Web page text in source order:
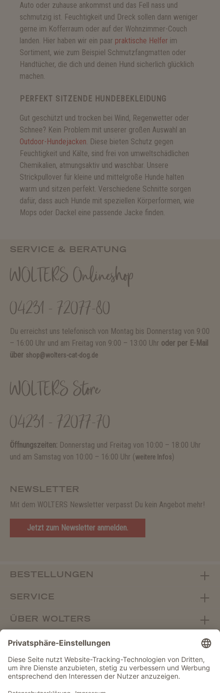
Auto oder zuhause ankommst und das Fell nass und
schmutzig ist. Feuchtigkeit und Dreck sollen dann weniger
gerne im Kofferraum oder auf der Wohnzimmer-Couch
landen. Hier haben wir ein paar praktische Helfer im
Sortiment, wie zum Beispiel Schmutzfangmatten oder
Handtücher, die dich und deinen Hund sicherlich glücklich
machen.
PERFEKT SITZENDE HUNDEBEKLEIDUNG
Gut geschützt und trocken bei Wind, Regenwetter oder
Schnee? Kein Problem mit unserer großen Auswahl an
Outdoor-Hundejacken. Diese bieten Schutz gegen
Feuchtigkeit und Kälte, sind frei von umweltschädlichen
Chemikalien, atmungsaktiv und waschbar. Unsere
Strickpullover für kleine und mittelgroße Hunde halten
warm und sitzen perfekt. Verschiedene Schnitte sorgen
dafür, dass auch Hunde mit speziellen Körperformen, wie
Mops oder Dackel eine passende Jacke finden.
SERVICE & BERATUNG
WOLTERS Onlineshop
04231 - 72077-80
Du erreichst uns telefonisch von Montag bis Donnerstag von 9:00
– 16:00 Uhr und am Freitag von 9:00 – 13:00 Uhr oder per E-Mail
über shop@wolters-cat-dog.de
WOLTERS Store
04231 - 72077-70
Öffnungszeiten: Donnerstag und Freitag von 10:00 – 18:00 Uhr
und am Samstag von 10:00 – 16:00 Uhr (weitere Infos)
NEWSLETTER
Mit dem WOLTERS Newsletter verpasst Du kein Angebot mehr!
Jetzt zum Newsletter anmelden.
BESTELLUNGEN
SERVICE
ÜBER WOLTERS
FACHHANDEL
Vertrag widerrufen